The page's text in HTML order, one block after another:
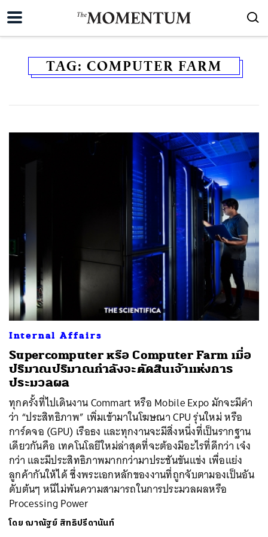
TAG: COMPUTER FARM
Internal Affairs
Supercomputer หรือ Computer Farm เมื่อ
ปริมาณปริมาณกำลังจะตัดสินเจ้าแห่งการ
ประมวลผล
ทุกครั้งที่ไปเดินงาน Commart หรือ Mobile Expo มักจะมีคำ
ว่า “ประสิทธิภาพ” เพิ่มเข้ามาในโฆษณา CPU รุ่นใหม่ หรือ
การ์ดจอ (GPU) เรือธง และทุกงานจะมีสิ่งหนึ่งที่เป็นรากฐาน
เดียวกันคือ เทคโนโลยีใหม่ล่าสุดที่จะต้องมีอะไรที่ดีกว่า เจ๋ง
กว่า และมีประสิทธิภาพมากกว่ามาประชันขันแข่ง เพื่อแย่ง
ลูกค้ากันให้ได้ ซึ่งพระเอกหลักของงานที่ถูกจับตามองเป็นอัน
ดับต้นๆ หนีไม่พ้นความสามารถในการประมวลผลหรือ
Processing Power
โดย ฌาณัฐย์ สิทธิปรีดานันท์
SHARE TWEET LINE EMAIL